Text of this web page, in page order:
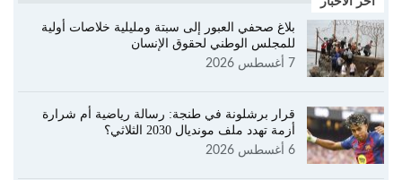
بلاغ صحفي العبور إلى سبتة ومليلية خلاصات أولية
للمجلس الوطني لحقوق الإنسان
7 أغسطس 2026
قرار برشلونة في طنجة: رسالة رياضية أم شرارة
أزمة تهدد ملف مونديال 2030 الثلاثي؟
6 أغسطس 2026